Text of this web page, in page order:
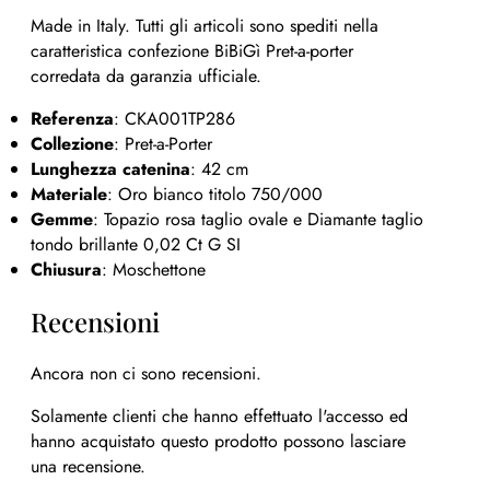
Made in Italy. Tutti gli articoli sono spediti nella
caratteristica confezione BiBiGì Pret-a-porter
corredata da garanzia ufficiale.
Referenza: CKA001TP286
Collezione: Pret-a-Porter
Lunghezza catenina: 42 cm
Materiale: Oro bianco titolo 750/000
Gemme: Topazio rosa taglio ovale e Diamante taglio
tondo brillante 0,02 Ct G SI
Chiusura: Moschettone
Recensioni
Ancora non ci sono recensioni.
Solamente clienti che hanno effettuato l'accesso ed
hanno acquistato questo prodotto possono lasciare
una recensione.